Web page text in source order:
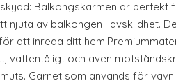
Balkongskärmen är perfekt
njuta av balkongen i avskildhet.
att inreda ditt
vattentåligt och även
Garnet som används för